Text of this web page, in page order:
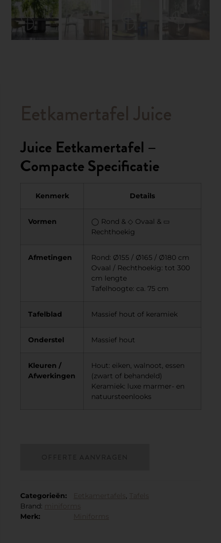
Eetkamertafel Juice
Juice Eetkamertafel –
Compacte Specificatie
Kenmerk Details
Vormen
◯ Rond & ◇ Ovaal & ▭
Rechthoekig
Afmetingen
Rond: Ø155 / Ø165 / Ø180 cm
Ovaal / Rechthoekig: tot 300
cm lengte
Tafelhoogte: ca. 75 cm
Tafelblad Massief hout of keramiek
Onderstel Massief hout
Kleuren /
Afwerkingen
Hout: eiken, walnoot, essen
(zwart of behandeld)
Keramiek: luxe marmer- en
natuursteenlooks
Categorieën: Eetkamertafels ,
Tafels
Brand:
miniforms
Merk:
Miniforms